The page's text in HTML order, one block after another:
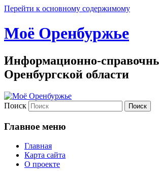
Перейти к основному содержимому
Моё Оренбуржье
Информационно-
Оренбургской области
Поиск
Главное меню
Главная
Карта сайта
О проекте